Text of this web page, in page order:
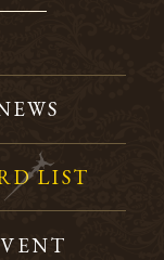
LIST